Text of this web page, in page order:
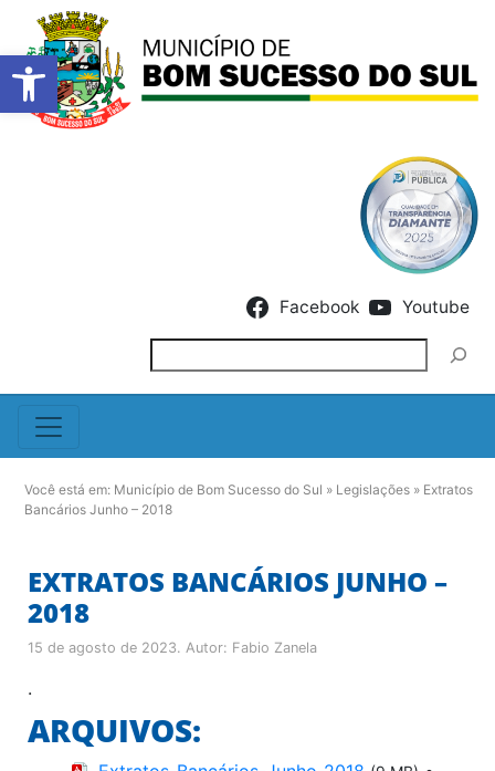
Barra de Ferramentas
Facebook Youtube
Você está em: Município de Bom Sucesso do Sul » Legislações » Extratos
Bancários Junho – 2018
EXTRATOS BANCÁRIOS JUNHO –
2018
15 de agosto de 2023. Autor: Fabio Zanela
.
ARQUIVOS: